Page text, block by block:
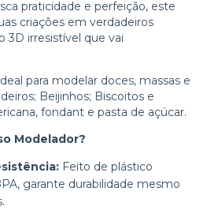
praticidade e perfeição, este
criações em verdadeiros
3D irresistível que vai
para modelar doces, massas e
Beijinhos; Biscoitos e
fondant e pasta de açúcar.
Modelador?
Feito de plástico
garante durabilidade mesmo